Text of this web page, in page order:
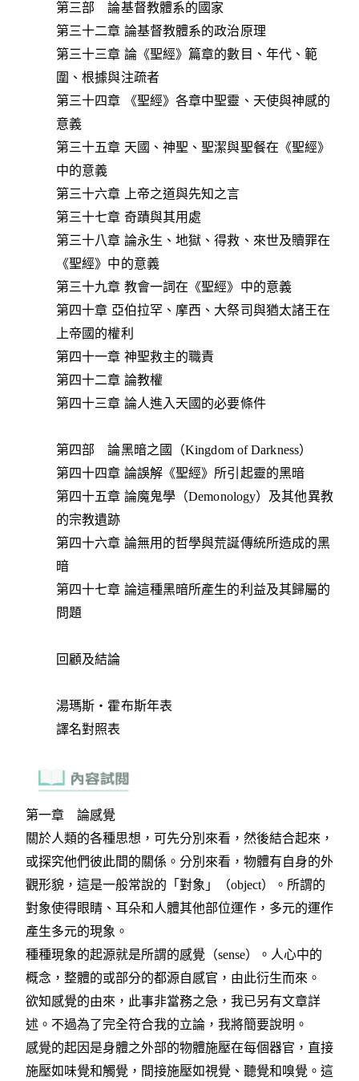
第三部 論基督教體系的國家
第三十二章 論基督教體系的政治原理
第三十三章 論《聖經》篇章的數目、年代、範
圍、根據與注疏者
第三十四章 《聖經》各章中聖靈、天使與神感的
意義
第三十五章 天國、神聖、聖潔與聖餐在《聖經》
中的意義
第三十六章 上帝之道與先知之言
第三十七章 奇蹟與其用處
第三十八章 論永生、地獄、得救、來世及贖罪在
《聖經》中的意義
第三十九章 教會一詞在《聖經》中的意義
第四十章 亞伯拉罕、摩西、大祭司與猶太諸王在
上帝國的權利
第四十一章 神聖救主的職責
第四十二章 論教權
第四十三章 論人進入天國的必要條件
第四部 論黑暗之國（Kingdom of Darkness）
第四十四章 論誤解《聖經》所引起靈的黑暗
第四十五章 論魔鬼學（Demonology）及其他異教
的宗教遺跡
第四十六章 論無用的哲學與荒誕傳統所造成的黑
暗
第四十七章 論這種黑暗所產生的利益及其歸屬的
問題
回顧及結論
湯瑪斯‧霍布斯年表
譯名對照表